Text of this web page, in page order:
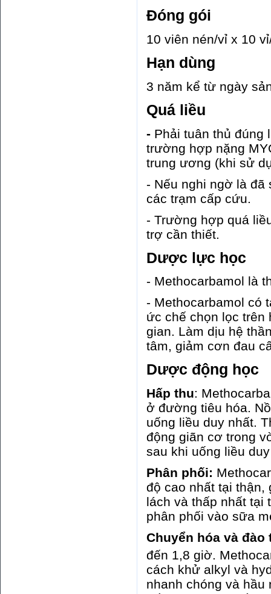
Đóng gói
10 viên nén/vỉ x 10
Hạn dùng
3 năm kể từ ngày
Quá liều
- Phải tuân thủ đúng
trường hợp nặng
trung ương (khi sử
- Nếu nghi ngờ là đã
các trạm cấp cứu.
- Trường hợp quá
trợ cần thiết.
Dược lực học
- Methocarbamol là
- Methocarbamol có
ức chế chọn lọc trên
gian. Làm dịu hệ
tâm, giảm cơn đau
Dược động học
Hấp thu:
ở đường tiêu hóa.
uống liều duy nhất.
động giãn cơ trong
sau khi uống liều
Phân phối:
độ cao nhất tại thận,
lách và thấp nhất tại
phân phối vào sữa
Chuyển hóa và
đến 1,8 giờ.
cách khử alkyl và
nhanh chóng và